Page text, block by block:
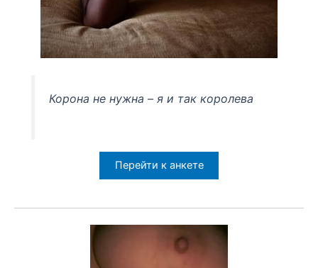
Корона не нужна – я и так королева
Перейти к анкете